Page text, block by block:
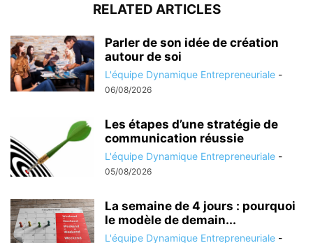
RELATED ARTICLES
Parler de son idée de création
autour de soi
L'équipe Dynamique Entrepreneuriale -
06/08/2026
Les étapes d’une stratégie de
communication réussie
L'équipe Dynamique Entrepreneuriale -
05/08/2026
La semaine de 4 jours : pourquoi
le modèle de demain...
L'équipe Dynamique Entrepreneuriale -